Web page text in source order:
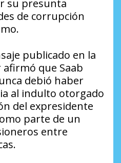
su presunta
de corrupción
publicado en la
afirmó que Saab
debió haber
al indulto otorgado
del expresidente
parte de un
entre